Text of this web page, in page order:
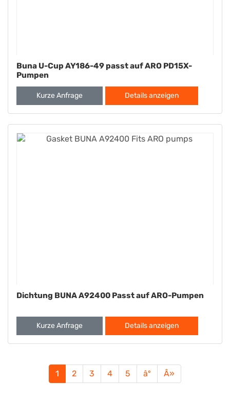
Buna U-Cup AY186-49 passt auf ARO PD15X-
Pumpen
Kurze Anfrage Details anzeigen
Dichtung BUNA A92400 Passt auf ARO-Pumpen
Kurze Anfrage Details anzeigen
1 2 3 4 5 âº Â»